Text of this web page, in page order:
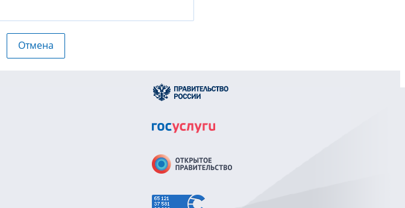
Отмена